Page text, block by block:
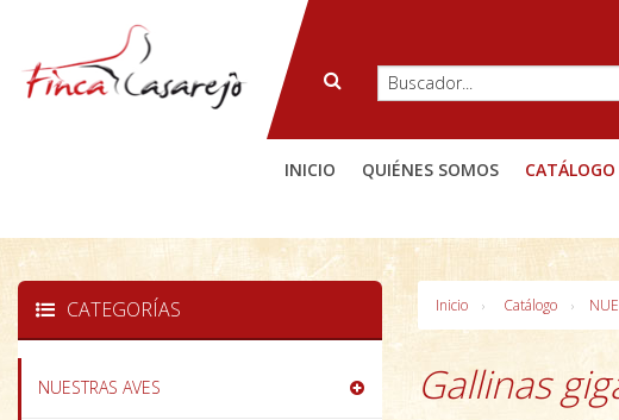
INICIO QUIÉNES SOMOS CATÁLOGO
Inicio Catálogo
Gallinas
CATEGORÍAS
NUESTRAS AVES